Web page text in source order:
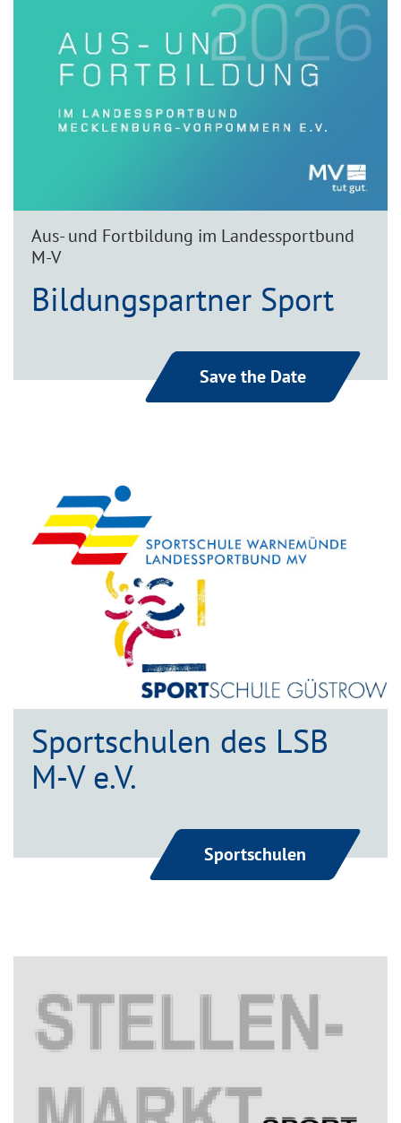
Aus- und Fortbildung im Landessportbund
M-V
Bildungspartner Sport
Save the Date
Sportschulen des LSB
M-V e.V.
Sportschulen